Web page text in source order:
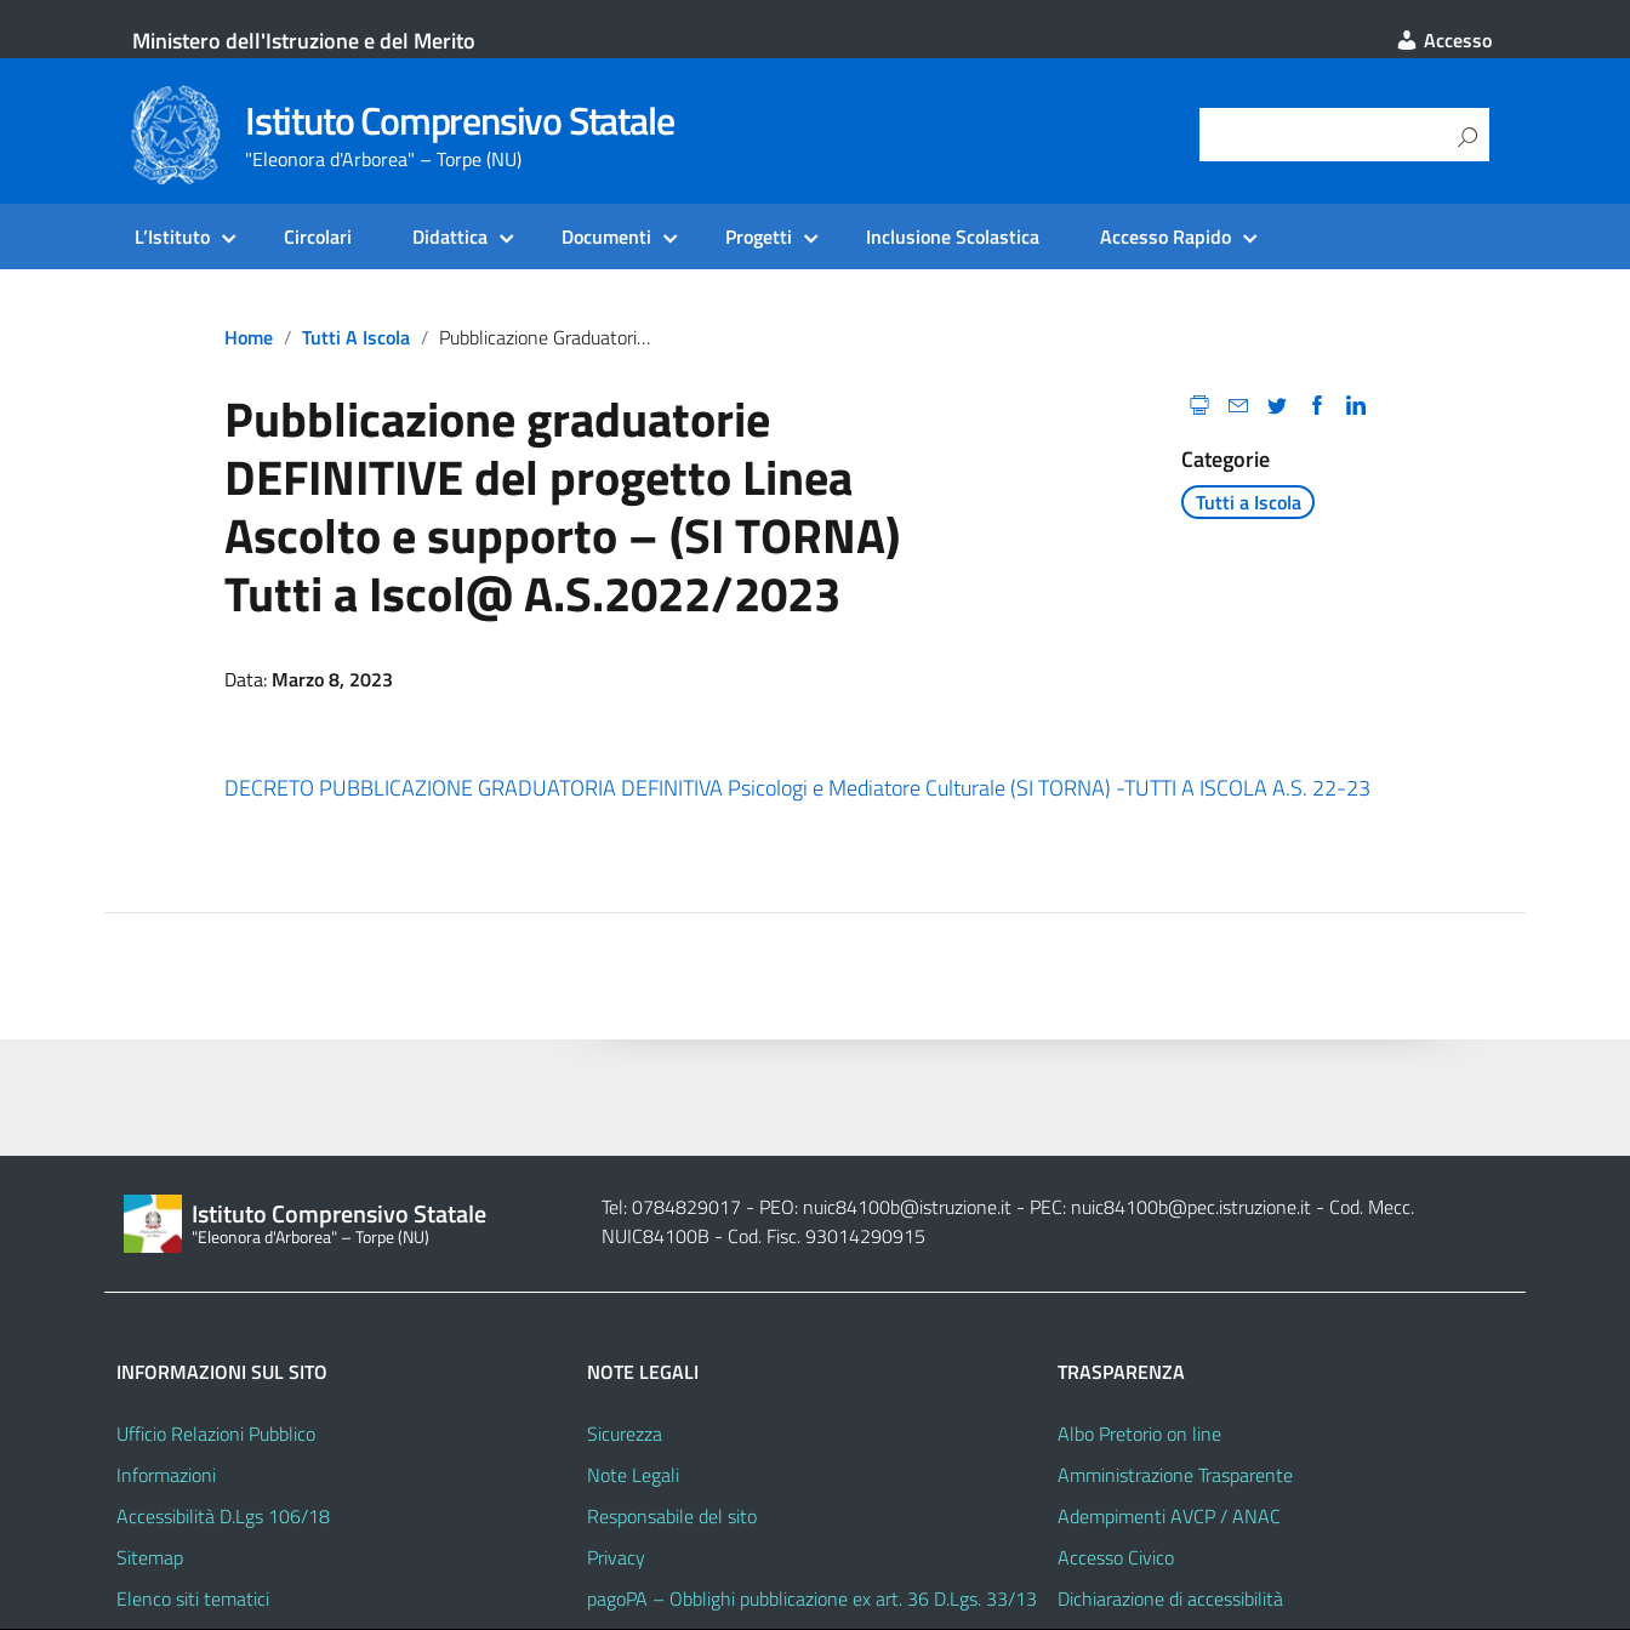
Ministero dell'Istruzione e del Merito Accesso
Istituto Comprensivo Statale
"Eleonora d'Arborea" – Torpe (NU)
L’Istituto Circolari Didattica Documenti Progetti Inclusione Scolastica Accesso Rapido
Home Tutti A Iscola Pubblicazione Graduatorie DEFINITIVE Del Progetto Linea Ascolto E Supporto – (SI TORNA) Tutti A Iscol@ A.S.2022/2023
Pubblicazione graduatorie
DEFINITIVE del progetto Linea
Ascolto e supporto – (SI TORNA)
Tutti a Iscol@ A.S.2022/2023
Categorie
Tutti a Iscola
Data: Marzo 8, 2023
DECRETO PUBBLICAZIONE GRADUATORIA DEFINITIVA Psicologi e Mediatore Culturale (SI TORNA) -TUTTI A ISCOLA A.S. 22-23
Istituto Comprensivo Statale
"Eleonora d'Arborea" – Torpe (NU)
Tel: 0784829017 - PEO: nuic84100b@istruzione.it- PEC: nuic84100b@pec.istruzione.it- Cod. Mecc.
NUIC84100B - Cod. Fisc. 93014290915
INFORMAZIONI SUL SITO
Ufficio Relazioni Pubblico
Informazioni
Accessibilità D.Lgs 106/18
Sitemap
Elenco siti tematici
NOTE LEGALI
Sicurezza
Note Legali
Responsabile del sito
Privacy
pagoPA – Obblighi pubblicazione ex art. 36 D.Lgs. 33/13
TRASPARENZA
Albo Pretorio on line
Amministrazione Trasparente
Adempimenti AVCP / ANAC
Accesso Civico
Dichiarazione di accessibilità